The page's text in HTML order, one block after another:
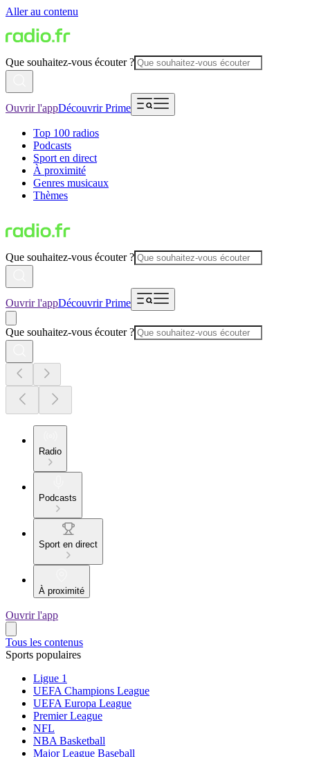
Aller au contenu
Que souhaitez-vous écouter ?
Ouvrir l'appDécouvrir Prime
Top 100 radios
Podcasts
Sport en direct
À proximité
Genres musicaux
Thèmes
Que souhaitez-vous écouter ?
Ouvrir l'appDécouvrir Prime
Que souhaitez-vous écouter ?
Radio
Podcasts
Sport en direct
À proximité
Ouvrir l'app
Tous les contenus
Sports populaires
Ligue 1
UEFA Champions League
UEFA Europa League
Premier League
NFL
NBA Basketball
Major League Baseball